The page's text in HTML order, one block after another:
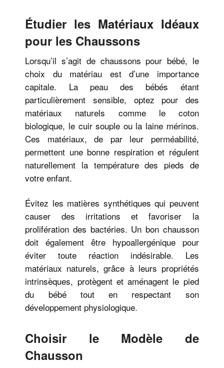
Étudier les Matériaux Idéaux
pour les Chaussons
Lorsqu’il s’agit de chaussons pour bébé, le
choix du matériau est d’une importance
capitale. La peau des bébés étant
particulièrement sensible, optez pour des
matériaux naturels comme le coton
biologique, le cuir souple ou la laine mérinos.
Ces matériaux, de par leur perméabilité,
permettent une bonne respiration et régulent
naturellement la température des pieds de
votre enfant.
Évitez les matières synthétiques qui peuvent
causer des irritations et favoriser la
prolifération des bactéries. Un bon chausson
doit également être hypoallergénique pour
éviter toute réaction indésirable. Les
matériaux naturels, grâce à leurs propriétés
intrinsèques, protègent et aménagent le pied
du bébé tout en respectant son
développement physiologique.
Choisir le Modèle de
Chausson